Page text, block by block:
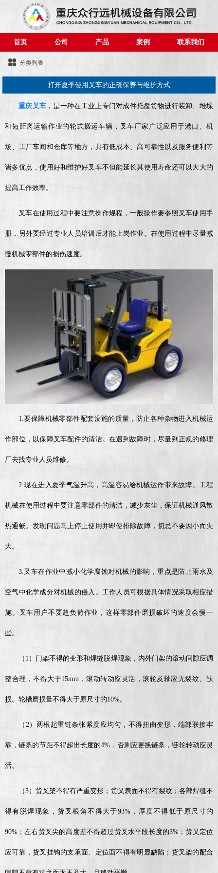
首页 公司 产品 案例 联系我们
分类列表
打开夏季使用叉车的正确保养与维护方式
重庆叉车 ，是一种在工业上专门对成件托盘货物进行装卸、堆垛
和短距离运输作业的轮式搬运车辆，叉车厂家广泛应用于港口、机
场、工厂车间和仓库等地方，具有低成本、高可靠性以及服务便利等
诸多优点，使用好和维护好叉车不但能延长其使用寿命还可以大大的
提高工作效率。
叉车在使用过程中要注意操作规程，一般操作要参照叉车使用手
册，另外要经过专业人员培训后才能上岗作业。在使用过程中尽量减
慢机械零部件的损伤速度。
1.要保障机械零部件配套设施的质量，防止各种杂物进入机械运
作部位，以保障叉车配件的清洁。在遇到故障时，尽量到正规的修理
厂去找专业人员维修。
2.现在进入夏季气温升高，高温容易给机械运作带来故障。工程
机械在使用过程中要注意零部件的清洁，减少灰尘，保证机械通风散
热通畅。发现问题马上停止使用并即使排除故障，切忌不要因小而失
大。
3.叉车在作业中减小化学腐蚀对机械的影响，重点是防止雨水及
空气中化学成分对机械的侵入。工作人员可根据具体情况采取相应措
施。叉车用户不要超负荷作业，这样零部件磨损破坏的速度会慢一
些。
（1）门架不得的变形和焊缝脱焊现象，内外门架的滚动间隙应调
整合理，不得大于15mm，滚动转动应灵活，滚轮及轴应无裂纹、缺
损。轮槽磨损量不得大于原尺寸的10%。
（2）两根起重链条张紧度应均匀，不得扭曲变形，端部联接牢
靠，链条的节距不得超出长度的4%，否则应更换链条，链轮转动应灵
活。
（3）货叉架不得有严重变形；货叉表面不得有裂纹；各部焊缝不
得有脱焊现象，货叉根角不得大于93%，厚度不得低于原尺寸的
90%；左右货叉尖的高度差不得超过货叉水平段长度的3%；货叉定位
应可靠，货叉挂钩的支承面、定位面不得有明显缺陷；货叉架的配合